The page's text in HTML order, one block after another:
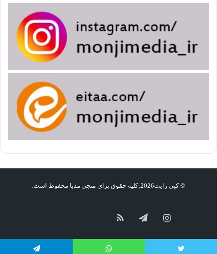
© کپی رایت2026, کلیه حقوق برای منجی مدیا محفوظ است.
اینستاگرامتلگرامخوراک